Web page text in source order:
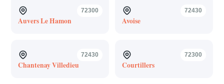
72300
Auvers Le Hamon
72430
Avoise
72430
Chantenay Villedieu
72300
Courtillers